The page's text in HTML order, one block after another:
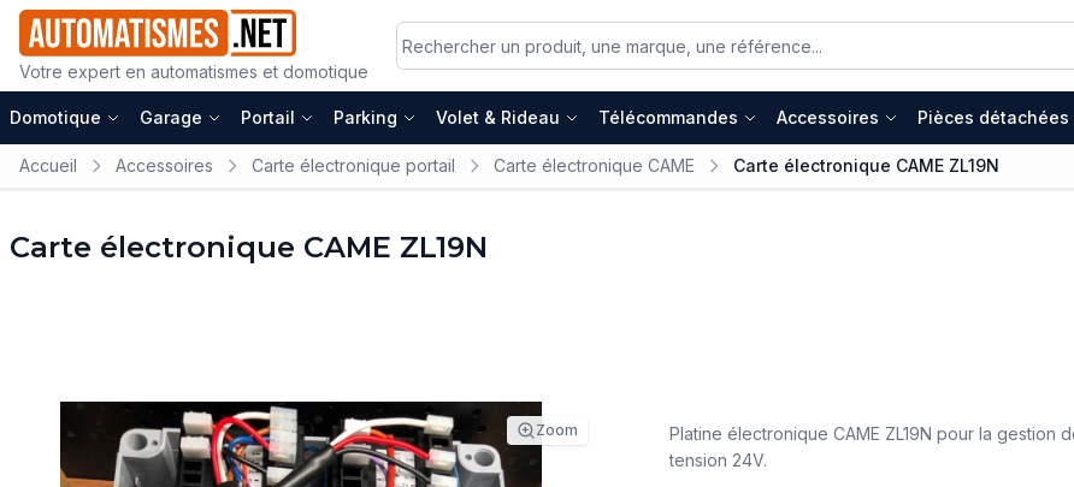
Votre expert en automatismes et domotique
Domotique Garage Portail Parking Volet & Rideau Télécommandes Accessoires Pièces détachées
Accueil Accessoires Carte électronique portail Carte électronique CAME Carte électronique CAME ZL19N
Carte électronique CAME ZL19N
Zoom
Platine électronique CAME ZL19N pour la gestion
tension 24V.